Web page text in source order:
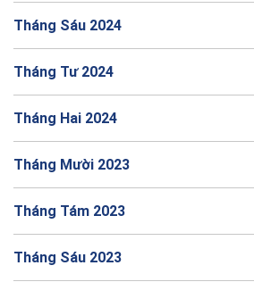
Tháng Sáu 2024
Tháng Tư 2024
Tháng Hai 2024
Tháng Mười 2023
Tháng Tám 2023
Tháng Sáu 2023